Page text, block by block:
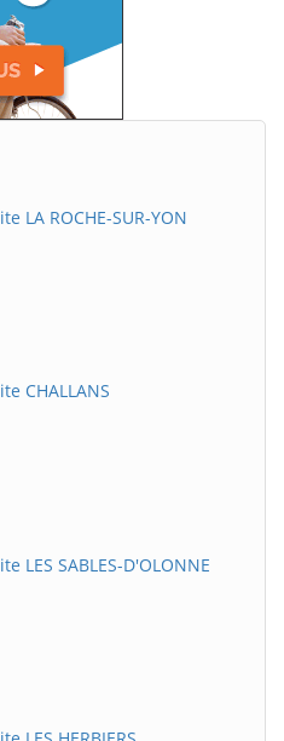
ROCHE-SUR-YON
CHALLANS
SABLES-D'OLONNE